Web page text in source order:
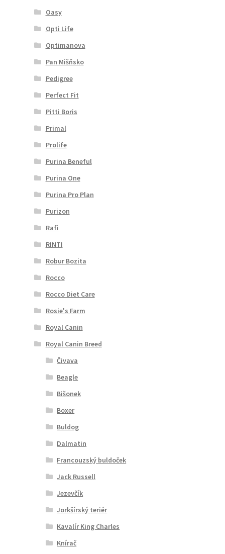
Oasy
Opti Life
Optimanova
Pan Mišňsko
Pedigree
Perfect Fit
Pitti Boris
Primal
Prolife
Purina Beneful
Purina One
Purina Pro Plan
Purizon
Rafi
RINTI
Robur Bozita
Rocco
Rocco Diet Care
Rosie's Farm
Royal Canin
Royal Canin Breed
Čivava
Beagle
Bišonek
Boxer
Buldog
Dalmatin
Francouzský buldoček
Jack Russell
Jezevčík
Jorkšírský teriér
Kavalír King Charles
Knírač